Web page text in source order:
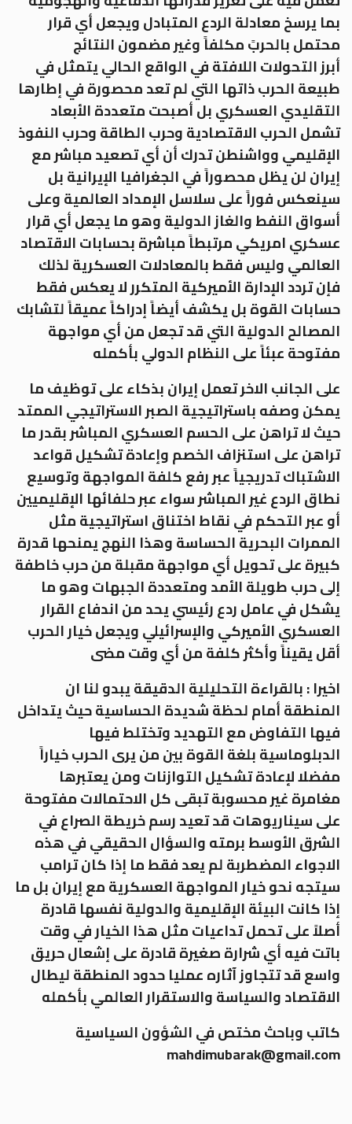
بما يرسخ معادلة الردع المتبادل ويجعل أي قرار
محتمل بالحربً مكلفاً وغير مضمون النتائج
أبرز التحولات اللافتة في الواقع الحالي يتمثل في
طبيعة الحرب ذاتها التي لم تعد محصورة في إطارها
التقليدي العسكري بل أصبحت متعددة الأبعاد
تشمل الحرب الاقتصادية وحرب الطاقة وحرب النفوذ
الإقليمي وواشنطن تدرك أن أي تصعيد مباشر مع
إيران لن يظل محصوراً في الجغرافيا الإيرانية بل
سينعكس فوراً على سلاسل الإمداد العالمية وعلى
أسواق النفط والغاز الدولية وهو ما يجعل أي قرار
عسكري امريكي مرتبطاً مباشرة بحسابات الاقتصاد
العالمي وليس فقط بالمعادلات العسكرية لذلك
فإن تردد الإدارة الأميركية المتكرر لا يعكس فقط
حسابات القوة بل يكشف أيضاً إدراكاً عميقاً لتشابك
المصالح الدولية التي قد تجعل من أي مواجهة
مفتوحة عبئاً على النظام الدولي بأكمله
على الجانب الاخر تعمل إيران بذكاء على توظيف ما
يمكن وصفه باستراتيجية الصبر الاستراتيجي الممتد
حيث لا تراهن على الحسم العسكري المباشر بقدر ما
تراهن على استنزاف الخصم وإعادة تشكيل قواعد
الاشتباك تدريجياً عبر رفع كلفة المواجهة وتوسيع
نطاق الردع غير المباشر سواء عبر حلفائها الإقليميين
أو عبر التحكم في نقاط اختناق استراتيجية مثل
الممرات البحرية الحساسة وهذا النهج يمنحها قدرة
كبيرة على تحويل أي مواجهة مقبلة من حرب خاطفة
إلى حرب طويلة الأمد ومتعددة الجبهات وهو ما
يشكل في عامل ردع رئيسي يحد من اندفاع القرار
العسكري الأميركي والإسرائيلي ويجعل خيار الحرب
أقل يقيناً وأكثر كلفة من أي وقت مضى
اخيرا : بالقراءة التحليلية الدقيقة يبدو لنا ان
المنطقة أمام لحظة شديدة الحساسية حيث يتداخل
فيها التفاوض مع التهديد وتختلط فيها
الدبلوماسية بلغة القوة بين من يرى الحرب خياراً
مفضلا لإعادة تشكيل التوازنات ومن يعتبرها
مغامرة غير محسوبة تبقى كل الاحتمالات مفتوحة
على سيناريوهات قد تعيد رسم خريطة الصراع في
الشرق الأوسط برمته والسؤال الحقيقي في هذه
الاجواء المضطربة لم يعد فقط ما إذا كان ترامب
سيتجه نحو خيار المواجهة العسكرية مع إيران بل ما
إذا كانت البيئة الإقليمية والدولية نفسها قادرة
أصلاً على تحمل تداعيات مثل هذا الخيار في وقت
باتت فيه أي شرارة صغيرة قادرة على إشعال حريق
واسع قد تتجاوز آثاره عمليا حدود المنطقة ليطال
الاقتصاد والسياسة والاستقرار العالمي بأكمله
كاتب وباحث مختص في الشؤون السياسية
mahdimubarak@gmail.com